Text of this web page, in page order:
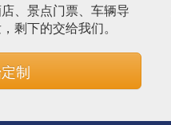
、景点门票、车辆导
剩下的交给我们。
制